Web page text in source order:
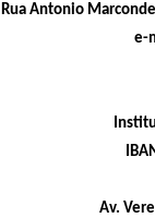
Rua Antonio
e-
Av.